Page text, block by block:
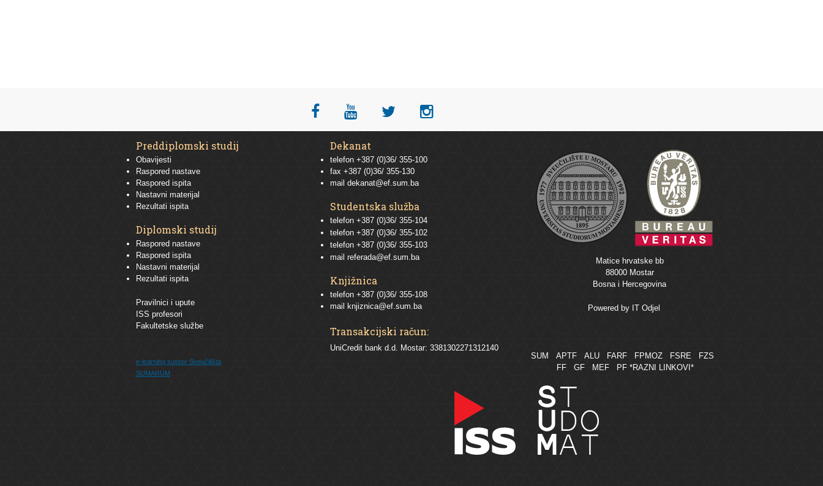
Preddiplomski studij
Obavijesti
Raspored nastave
Raspored ispita
Nastavni materijal
Rezultati ispita
Diplomski studij
Raspored nastave
Raspored ispita
Nastavni materijal
Rezultati ispita
Pravilnici i upute
ISS profesori
Fakultetske službe
e-learning sustav Sveučilišta
SUMARUM
Dekanat
telefon +387 (0)36/ 355-100
fax +387 (0)36/ 355-130
mail dekanat@ef.sum.ba
Studentska služba
telefon +387 (0)36/ 355-104
telefon +387 (0)36/ 355-102
telefon +387 (0)36/ 355-103
mail referada@ef.sum.ba
Knjižnica
telefon +387 (0)36/ 355-108
mail
knjiznica@ef.sum.ba
Transakcijski račun:
UniCredit bank d.d. Mostar: 3381302271312140
Matice hrvatske bb
88000 Mostar
Bosna i Hercegovina
Powered by IT Odjel
SUM APTF ALU FARF FPMOZ FSRE
FZS
FF
GF MEF PF *RAZNI LINKOVI*